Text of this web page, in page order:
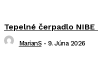
Tepelné čerpadlo
MarianS - 9. Júna 2026